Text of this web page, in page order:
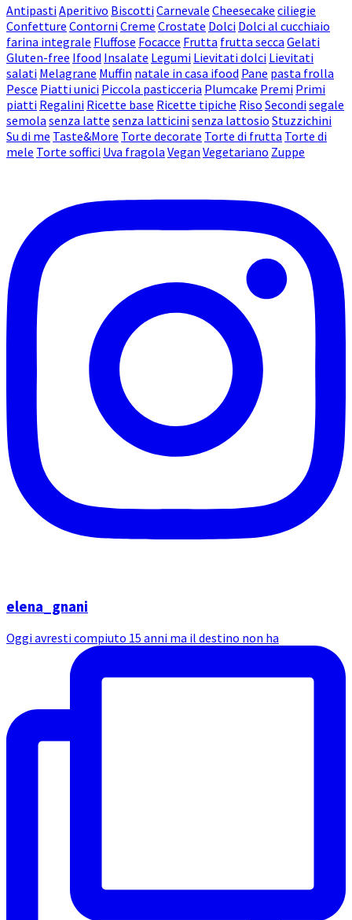
AntipastiAperitivo BiscottiCarnevale Cheesecake ciliegie
Confetture ContorniCreme Crostate Dolci Dolci al cucchiaio
farina integrale Fluffose Focacce Frutta frutta secca Gelati
Gluten-free Ifood Insalate Legumi Lievitati dolci Lievitati
salati Melagrane Muffin natale in casa ifood Pane pasta frolla
Pesce Piatti unici Piccola pasticceria Plumcake Premi Primi
piatti Regalini Ricette base Ricette tipiche Riso Secondisegale
semola senza latte senza latticinisenza lattosio Stuzzichini
Su di me Taste&More Torte decorate Torte di frutta Torte di
mele Torte soffici Uva fragola Vegan Vegetariano Zuppe
elena_gnani
Oggi avresti compiuto 15 anni ma il destino non ha